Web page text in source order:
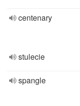
centenary
stulecie
spangle